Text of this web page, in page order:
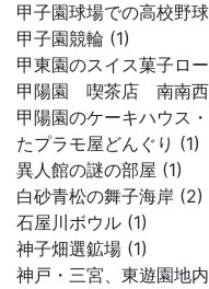
甲子園球場での高校野
甲子園競輪 (1)
甲東園のスイス菓子ロ
甲陽園 喫茶店 南南西
甲陽園のケーキハウス
たプラモ屋どんぐり (1)
異人館の謎の部屋 (1)
白砂青松の舞子海岸 (2)
石屋川ボウル (1)
神子畑選鉱場 (1)
神戸・三宮、東遊園地